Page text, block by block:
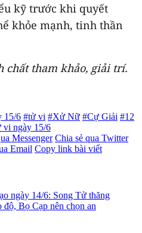
kỹ trước khi quyết
khỏe mạnh, tinh thần
chất tham khảo, giải trí.
15/6 #tử vi #Xử Nữ #Cự Giải #12
vi ngày 15/6
Messenger Chia sẻ qua Twitter
Email Copy link bài viết